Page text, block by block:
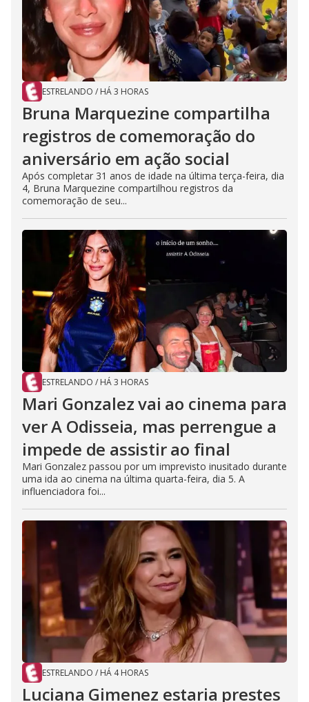
ESTRELANDO / HÁ 3 HORAS
Bruna Marquezine compartilha
registros de comemoração do
aniversário em ação social
Após completar 31 anos de idade na última terça-feira, dia
4, Bruna Marquezine compartilhou registros da
comemoração de seu...
ESTRELANDO / HÁ 3 HORAS
Mari Gonzalez vai ao cinema para
ver A Odisseia, mas perrengue a
impede de assistir ao final
Mari Gonzalez passou por um imprevisto inusitado durante
uma ida ao cinema na última quarta-feira, dia 5. A
influenciadora foi...
ESTRELANDO / HÁ 4 HORAS
Luciana Gimenez estaria prestes